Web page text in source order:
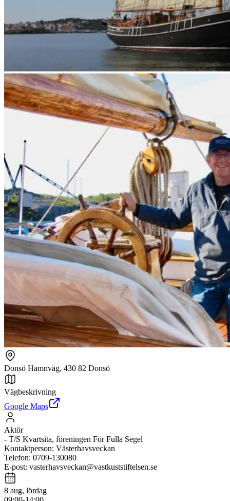
Donsö Hamnväg, 430 82 Donsö
Vägbeskrivning
Google Maps
Aktör
- T/S Kvartsita, föreningen För Fulla Segel
Kontaktperson: Västerhavsveckan
Telefon: 0709-130080
E-post: vasterhavsveckan@vastkuststiftelsen.se
8 aug, lördag